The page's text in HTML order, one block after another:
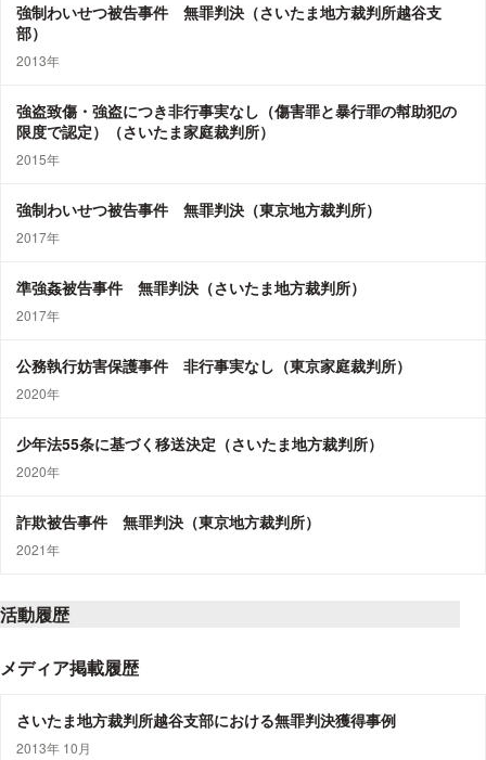
強制わいせつ被告事件 無罪判決（さいたま地方裁判所越谷支
部）
2013年
強盗致傷・強盗につき非行事実なし（傷害罪と暴行罪の幇助犯の
限度で認定）（さいたま家庭裁判所）
2015年
強制わいせつ被告事件 無罪判決（東京地方裁判所）
2017年
準強姦被告事件 無罪判決（さいたま地方裁判所）
2017年
公務執行妨害保護事件 非行事実なし（東京家庭裁判所）
2020年
少年法55条に基づく移送決定（さいたま地方裁判所）
2020年
詐欺被告事件 無罪判決（東京地方裁判所）
2021年
活動履歴
メディア掲載履歴
さいたま地方裁判所越谷支部における無罪判決獲得事例
2013年 10月